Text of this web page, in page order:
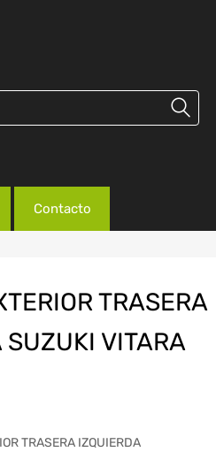
Contacto
TRASERA
SUZUKI VITARA
TRASERA IZQUIERDA